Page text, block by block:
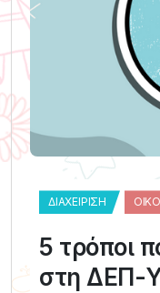
ΔΙΑΧΕΊΡΙΣΗ
5 τρόποι
στη ΔΕΠ-